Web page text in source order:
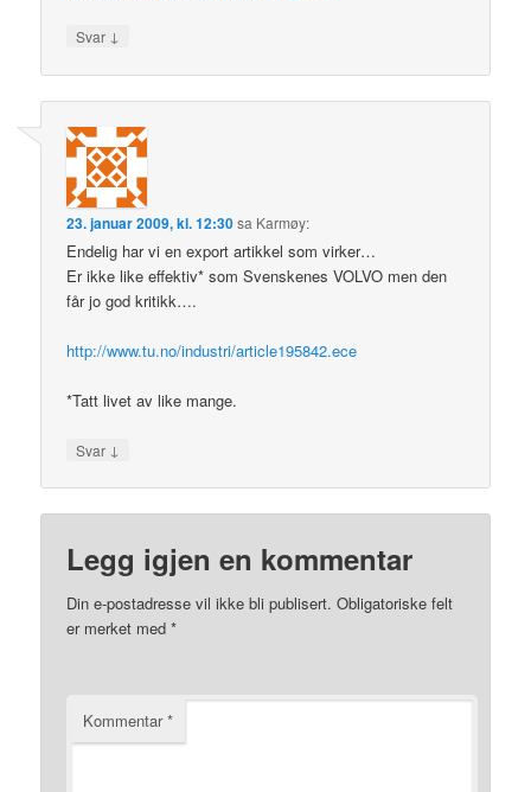
Svar ↓
23. januar 2009, kl. 12:30sa Karmøy:
Endelig har vi en export artikkel som virker…
Er ikke like effektiv* som Svenskenes VOLVO men den
får jo god kritikk….
http://www.tu.no/industri/article195842.ece
*Tatt livet av like mange.
Svar ↓
Legg igjen en kommentar
Din e-postadresse vil ikke bli publisert. Obligatoriske felt
er merket med*
Kommentar*